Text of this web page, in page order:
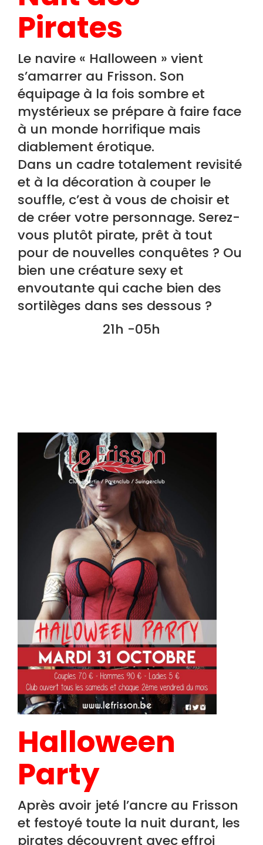
Pirates
Le navire « Halloween » vient
s’amarrer au Frisson. Son
équipage à la fois sombre et
mystérieux se prépare à faire face
à un monde horrifique mais
diablement érotique.
Dans un cadre totalement revisité
et à la décoration à couper le
souffle, c’est à vous de choisir et
de créer votre personnage. Serez-
vous plutôt pirate, prêt à tout
pour de nouvelles conquêtes ? Ou
bien une créature sexy et
envoutante qui cache bien des
sortilèges dans ses dessous ?
21h -05h
Halloween
Party
Après avoir jeté l’ancre au Frisson
et festoyé toute la nuit durant, les
pirates découvrent avec effroi